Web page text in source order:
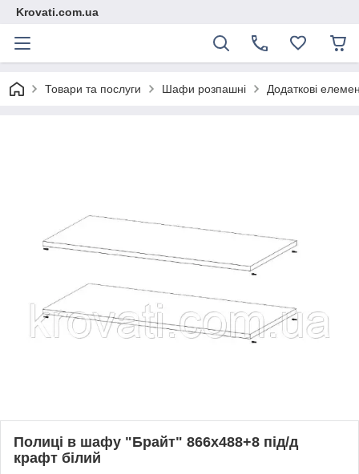
Krovati.com.ua
Товари та послуги Шафи розпашні Додаткові
Полиці в шафу "Брайт" 866х488+8 під/д
крафт білий